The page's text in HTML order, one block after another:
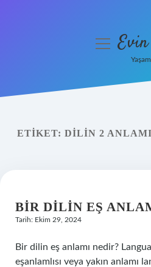
Yasal Uyarı
menüyü
ETIKET: DILIN 2
BIR DILIN EŞ
Tarih: Ekim 29, 2024
Bir dilin eş anlamı nedir?
eşanlamlısı veya yakın anlamı